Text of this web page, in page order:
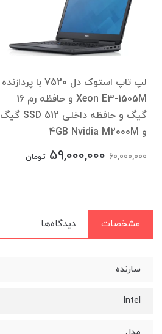
لپ تاپ استوک دل 7520 با پردازنده
Xeon E3-1505M و حافظه رم 16
گیگ و حافظه داخلی SSD 512 گیگ
و 4GB Nvidia M2000M
60,000,000
59,000,000 تومان
مشخصات دیدگاه‌ها
سازنده
Intel